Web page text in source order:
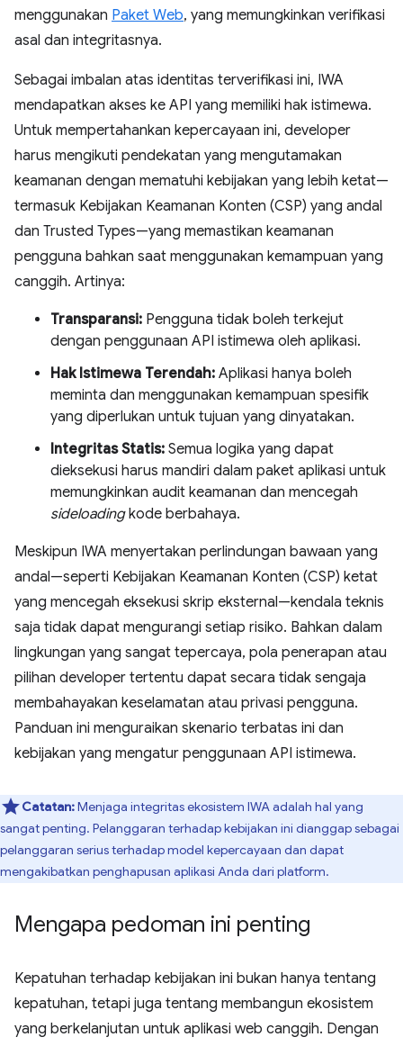
menggunakan Paket Web, yang memungkinkan verifikasi
asal dan integritasnya.
Sebagai imbalan atas identitas terverifikasi ini, IWA
mendapatkan akses ke API yang memiliki hak istimewa.
Untuk mempertahankan kepercayaan ini, developer
harus mengikuti pendekatan yang mengutamakan
keamanan dengan mematuhi kebijakan yang lebih ketat—
termasuk Kebijakan Keamanan Konten (CSP) yang andal
dan Trusted Types—yang memastikan keamanan
pengguna bahkan saat menggunakan kemampuan yang
canggih. Artinya:
Transparansi: Pengguna tidak boleh terkejut
dengan penggunaan API istimewa oleh aplikasi.
Hak Istimewa Terendah: Aplikasi hanya boleh
meminta dan menggunakan kemampuan spesifik
yang diperlukan untuk tujuan yang dinyatakan.
Integritas Statis: Semua logika yang dapat
dieksekusi harus mandiri dalam paket aplikasi untuk
memungkinkan audit keamanan dan mencegah
sideloadingkode berbahaya.
Meskipun IWA menyertakan perlindungan bawaan yang
andal—seperti Kebijakan Keamanan Konten (CSP) ketat
yang mencegah eksekusi skrip eksternal—kendala teknis
saja tidak dapat mengurangi setiap risiko. Bahkan dalam
lingkungan yang sangat tepercaya, pola penerapan atau
pilihan developer tertentu dapat secara tidak sengaja
membahayakan keselamatan atau privasi pengguna.
Panduan ini menguraikan skenario terbatas ini dan
kebijakan yang mengatur penggunaan API istimewa.
Catatan:Menjaga integritas ekosistem IWA adalah hal yang
sangat penting. Pelanggaran terhadap kebijakan ini dianggap sebagai
pelanggaran serius terhadap model kepercayaan dan dapat
mengakibatkan penghapusan aplikasi Anda dari platform.
Mengapa pedoman ini penting
Kepatuhan terhadap kebijakan ini bukan hanya tentang
kepatuhan, tetapi juga tentang membangun ekosistem
yang berkelanjutan untuk aplikasi web canggih. Dengan